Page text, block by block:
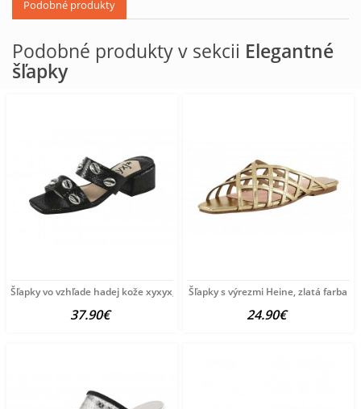
Podobné produkty
Podobné produkty v sekcii Elegantné
šľapky
Šľapky vo vzhľade hadej kože xyxyx, čierna
37.90€
Šľapky s výrezmi Heine, zlatá farba
24.90€